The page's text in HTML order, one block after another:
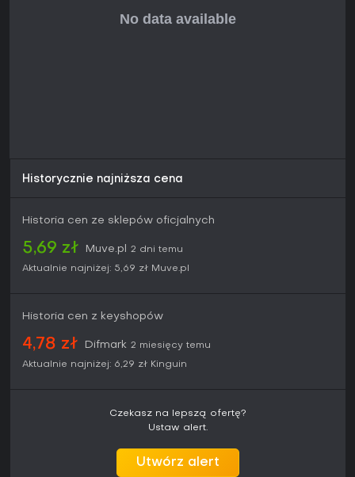
Historycznie najniższa cena
Historia cen ze sklepów oficjalnych
5,69 zł Muve.pl
2 dni temu
Aktualnie najniżej: 5,69 zł Muve.pl
Historia cen z keyshopów
4,78 zł Difmark 2 miesięcy temu
Aktualnie najniżej: 6,29 zł Kinguin
Czekasz na lepszą ofertę?
Ustaw alert.
Utwórz alert